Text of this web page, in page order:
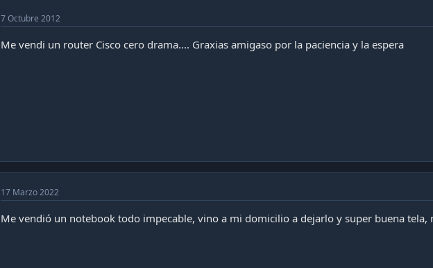
7 Octubre 2012
Me vendi un router Cisco cero drama.... Graxias amigaso por la paciencia y la espera
17 Marzo 2022
Me vendió un notebook todo impecable, vino a mi domicilio a dejarlo y super buena tela,